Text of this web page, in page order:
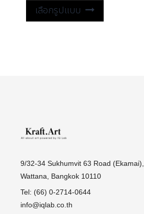
เลือกรูปแบบ
9/32-34 Sukhumvit 63 Road (Ekamai),
Wattana, Bangkok 10110
Tel: (66) 0-2714-0644
info@iqlab.co.th